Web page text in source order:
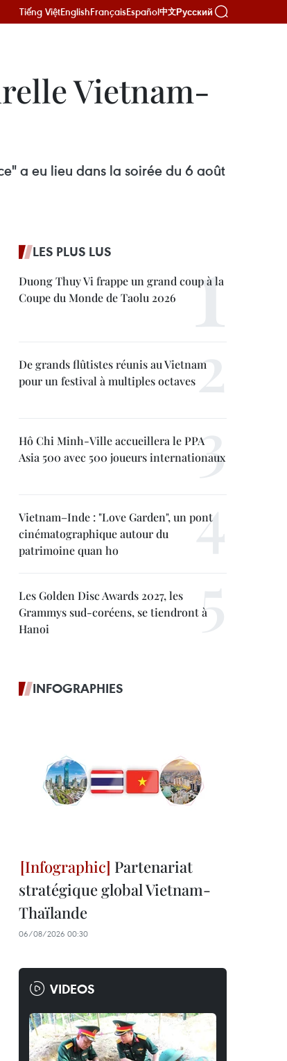
Tiếng ViệtEnglishFrançaisEspañol中文Русский
Vietnam-
a eu lieu dans la soirée du 6 août
LES PLUS LUS
Duong Thuy Vi frappe un grand coup à la
Coupe du Monde de Taolu 2026
De grands flûtistes réunis au Vietnam
pour un festival à multiples octaves
Hô Chi Minh-Ville accueillera le PPA
Asia 500 avec 500 joueurs internationaux
Vietnam–Inde : "Love Garden", un pont
cinématographique autour du
patrimoine quan ho
Les Golden Disc Awards 2027, les
Grammys sud-coréens, se tiendront à
Hanoi
INFOGRAPHIES
Partenariat
stratégique global Vietnam-
Thaïlande
06/08/2026 00:30
VIDEOS